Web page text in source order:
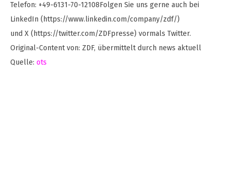
Telefon: +49-6131-70-12108Folgen Sie uns gerne auch bei
LinkedIn (https://www.linkedin.com/company/zdf/)
und X (https://twitter.com/ZDFpresse) vormals Twitter.
Original-Content von: ZDF, übermittelt durch news aktuell
Quelle: ots